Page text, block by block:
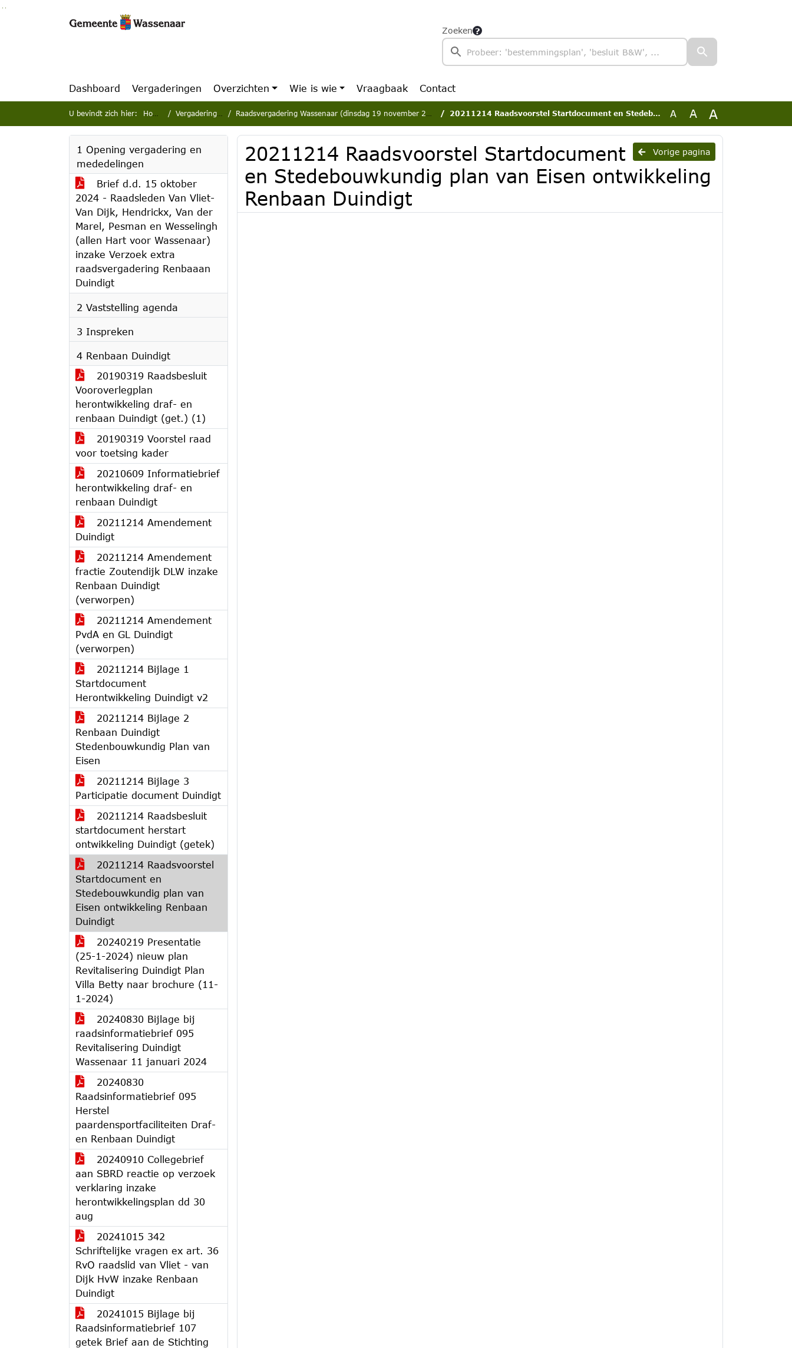
Ga naar de inhoud van deze pagina
Zoeken
Dashboard Vergaderingen Overzichten Wie is wie Vraagbaak Contact
U bevindt zich hier: Home Vergaderingen Raadsvergadering Wassenaar (dinsdag 19 november 2024) 20211214 Raadsvoorstel Startdocument en Stedebouwkundig plan van Eisen ontwikkeling Renbaan Duindigt A A A
1 Opening vergadering en
mededelingen
Brief d.d. 15 oktober
2024 - Raadsleden Van Vliet-
Van Dijk, Hendrickx, Van der
Marel, Pesman en Wesselingh
(allen Hart voor Wassenaar)
inzake Verzoek extra
raadsvergadering Renbaaan
Duindigt
2 Vaststelling agenda
3 Inspreken
4 Renbaan Duindigt
20190319 Raadsbesluit
Vooroverlegplan
herontwikkeling draf- en
renbaan Duindigt (get.) (1)
20190319 Voorstel raad
voor toetsing kader
20210609 Informatiebrief
herontwikkeling draf- en
renbaan Duindigt
20211214 Amendement
Duindigt
20211214 Amendement
fractie Zoutendijk DLW inzake
Renbaan Duindigt
(verworpen)
20211214 Amendement
PvdA en GL Duindigt
(verworpen)
20211214 Bijlage 1
Startdocument
Herontwikkeling Duindigt v2
20211214 Bijlage 2
Renbaan Duindigt
Stedenbouwkundig Plan van
Eisen
20211214 Bijlage 3
Participatie document Duindigt
20211214 Raadsbesluit
startdocument herstart
ontwikkeling Duindigt (getek)
20211214 Raadsvoorstel
Startdocument en
Stedebouwkundig plan van
Eisen ontwikkeling Renbaan
Duindigt
20240219 Presentatie
(25-1-2024) nieuw plan
Revitalisering Duindigt Plan
Villa Betty naar brochure (11-
1-2024)
20240830 Bijlage bij
raadsinformatiebrief 095
Revitalisering Duindigt
Wassenaar 11 januari 2024
20240830
Raadsinformatiebrief 095
Herstel
paardensportfaciliteiten Draf-
en Renbaan Duindigt
20240910 Collegebrief
aan SBRD reactie op verzoek
verklaring inzake
herontwikkelingsplan dd 30
aug
20241015 342
Schriftelijke vragen ex art. 36
RvO raadslid van Vliet - van
Dijk HvW inzake Renbaan
Duindigt
20241015 Bijlage bij
Raadsinformatiebrief 107
getek Brief aan de Stichting
Vorige pagina
20211214 Raadsvoorstel Startdocument
en Stedebouwkundig plan van Eisen ontwikkeling
Renbaan Duindigt